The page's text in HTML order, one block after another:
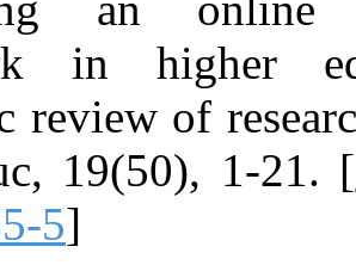
systematic
High Educ,